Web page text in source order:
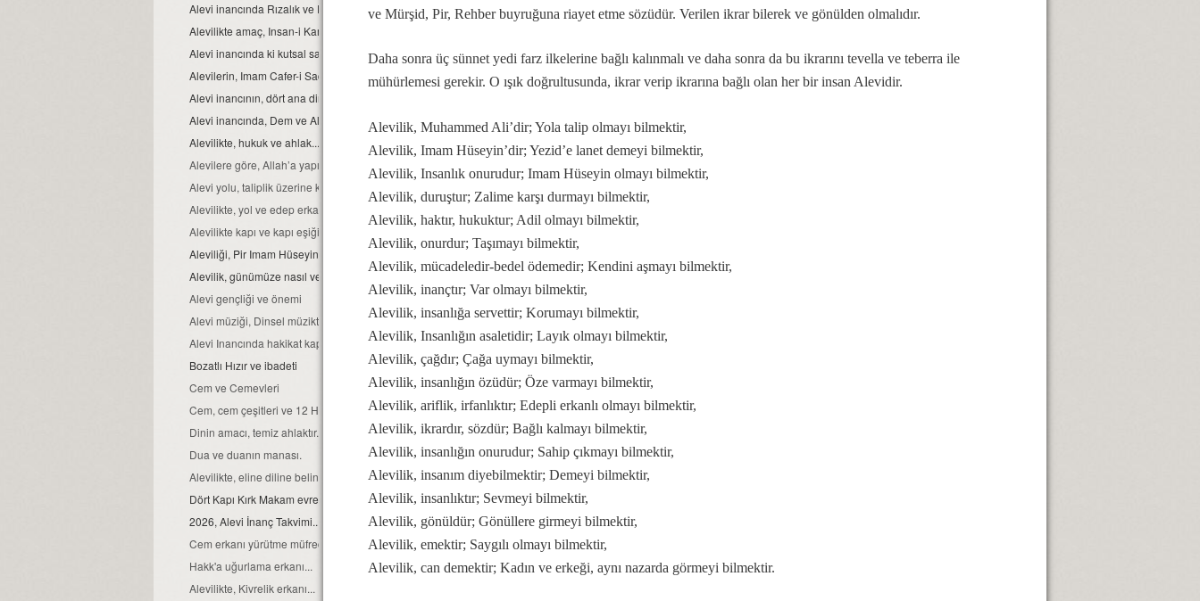
Alevi inancında Rızalık ve Razılık kavramları
Alevilikte amaç, Insan-i Kamil olmaktır...
Alevi inancında ki kutsal sayılar ve manaları...
Alevilerin, Imam Cafer-i Sadık mezhebindeniz deyimi üzerine…
Alevi inancının, dört ana direği.
Alevi inancında, Dem ve Alkol...
Alevilikte, hukuk ve ahlak...
Alevilere göre, Allah’a yapılacak en güzel ibadet
Alevi yolu, taliplik üzerine kurulmuştur...
Alevilikte, yol ve edep erkan nedir?
Alevilikte kapı ve kapı eşiğinin kutsallığı
Aleviliği, Pir Imam Hüseyin gibi yaşamak...
Alevilik, günümüze nasıl ve hangi kaynaklarla gelindi?
Alevi gençliği ve önemi
Alevi müziği, Dinsel müziktir...
Alevi Inancında hakikat kapısı
Bozatlı Hızır ve ibadeti
Cem ve Cemevleri
Cem, cem çeşitleri ve 12 Hizmet erkanı
Dinin amacı, temiz ahlaktır...
Dua ve duanın manası.
Alevilikte, eline diline beline sahip ol ilkeleri.
Dört Kapı Kırk Makam evreleri...
2026, Alevi İnanç Takvimi...
Cem erkanı yürütme müfredatı...
Hakk'a uğurlama erkanı...
Alevilikte, Kivrelik erkanı...
ve Mürşid, Pir, Rehber buyruğuna riayet etme sözüdür. Verilen ikrar bilerek ve gönülden olmalıdır.
Daha sonra üç sünnet yedi farz ilkelerine bağlı kalınmalı ve daha sonra da bu ikrarını tevella ve teberra ile
mühürlemesi gerekir. O ışık doğrultusunda, ikrar verip ikrarına bağlı olan her bir insan Alevidir.
Alevilik, Muhammed Ali’dir; Yola talip olmayı bilmektir,
Alevilik, Imam Hüseyin’dir; Yezid’e lanet demeyi bilmektir,
Alevilik, Insanlık onurudur; Imam Hüseyin olmayı bilmektir,
Alevilik, duruştur; Zalime karşı durmayı bilmektir,
Alevilik, haktır, hukuktur; Adil olmayı bilmektir,
Alevilik, onurdur; Taşımayı bilmektir,
Alevilik, mücadeledir-bedel ödemedir; Kendini aşmayı bilmektir,
Alevilik, inançtır; Var olmayı bilmektir,
Alevilik, insanlığa servettir; Korumayı bilmektir,
Alevilik, Insanlığın asaletidir; Layık olmayı bilmektir,
Alevilik, çağdır; Çağa uymayı bilmektir,
Alevilik, insanlığın özüdür; Öze varmayı bilmektir,
Alevilik, ariflik, irfanlıktır; Edepli erkanlı olmayı bilmektir,
Alevilik, ikrardır, sözdür; Bağlı kalmayı bilmektir,
Alevilik, insanlığın onurudur; Sahip çıkmayı bilmektir,
Alevilik, insanım diyebilmektir; Demeyi bilmektir,
Alevilik, insanlıktır; Sevmeyi bilmektir,
Alevilik, gönüldür; Gönüllere girmeyi bilmektir,
Alevilik, emektir; Saygılı olmayı bilmektir,
Alevilik, can demektir; Kadın ve erkeği, aynı nazarda görmeyi bilmektir.